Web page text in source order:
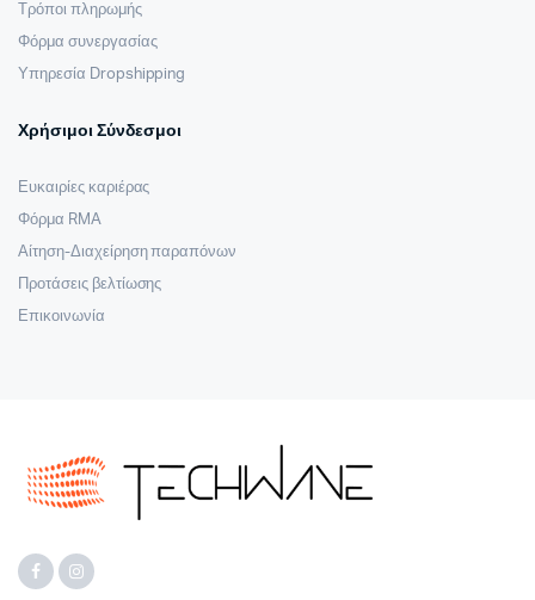
Τρόποι πληρωμής
Φόρμα συνεργασίας
Υπηρεσία Dropshipping
Χρήσιμοι Σύνδεσμοι
Ευκαιρίες καριέρας
Φόρμα RMA
Αίτηση-Διαχείρηση παραπόνων
Προτάσεις βελτίωσης
Επικοινωνία